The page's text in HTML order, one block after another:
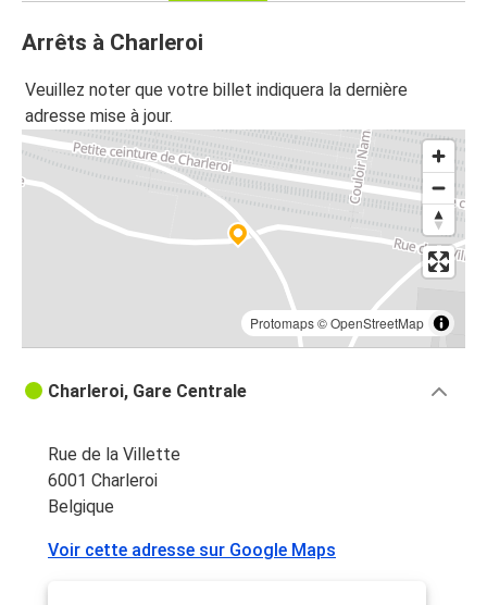
Arrêts à Charleroi
Veuillez noter que votre billet indiquera la dernière
adresse mise à jour.
Protomaps©OpenStreetMap
Charleroi, Gare Centrale
Rue de la Villette
6001 Charleroi
Belgique
Voir cette adresse sur Google Maps